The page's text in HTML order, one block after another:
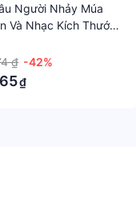
Người Nhảy Múa
Và Nhạc Kích Thước
Bé
₫ -42%
₫